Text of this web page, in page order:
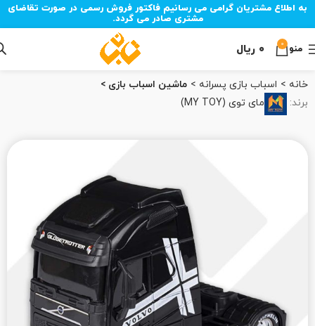
به اطلاع مشتریان گرامی می رسانیم فاکتور فروش رسمی در صورت تقاضای
مشتری صادر می گردد.
منو 0 ۰ ریال
خانه اسباب بازی پسرانه
ماشین اسباب بازی
برند:
مای توی (MY TOY)